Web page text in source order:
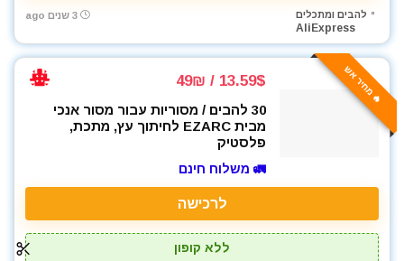
להבים ומתכלים
AliExpress
3 שנים ago
🔥 מחיר אש 13.59$ / 49₪
30 להבים / מסוריות עבור מסור אנכי
מבית EZARC לחיתוך עץ, מתכת,
פלסטיק
🚛 משלוח חינם
לרכישה
ללא קופון